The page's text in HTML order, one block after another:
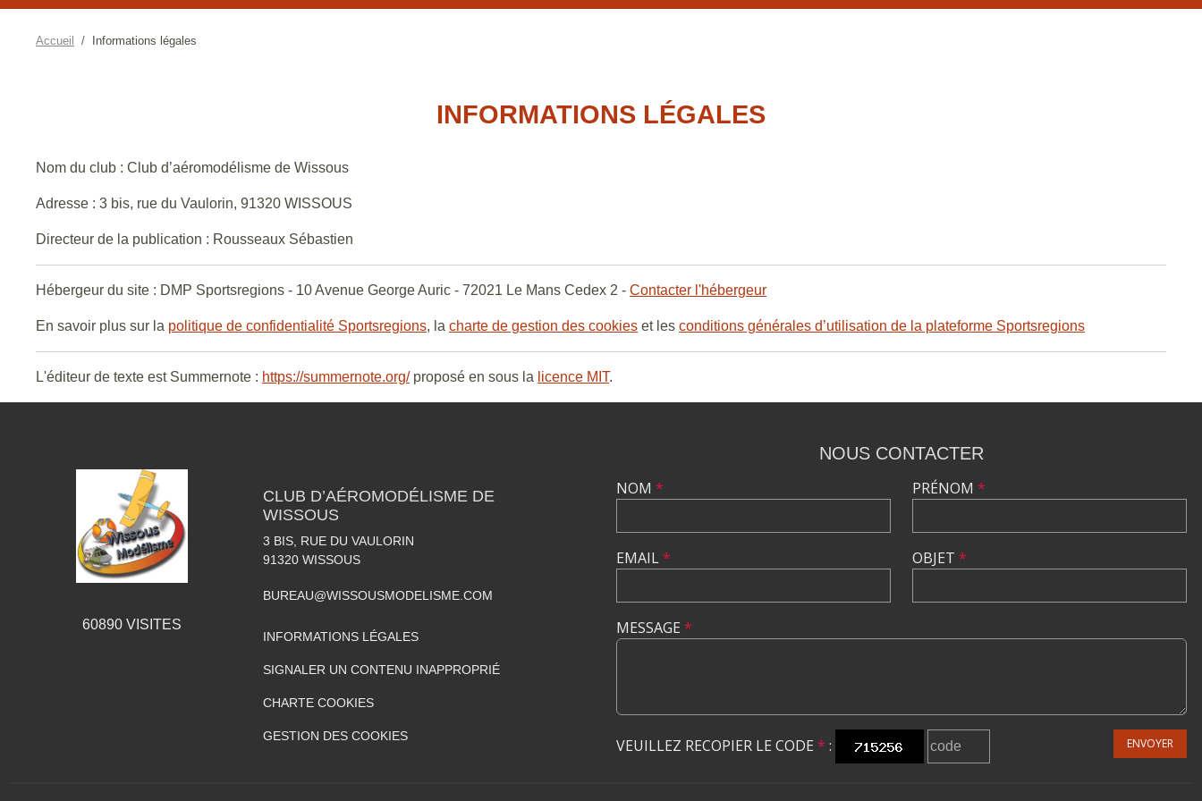
Accueil Informations légales
INFORMATIONS LÉGALES
Nom du club : Club d’aéromodélisme de Wissous
Adresse : 3 bis, rue du Vaulorin, 91320 WISSOUS
Directeur de la publication : Rousseaux Sébastien
Hébergeur du site : DMP Sportsregions - 10 Avenue George Auric - 72021 Le Mans Cedex 2 - Contacter l'hébergeur
En savoir plus sur la politique de confidentialité Sportsregions, la charte de gestion des cookies et les conditions générales d’utilisation de la plateforme Sportsregions
L'éditeur de texte est Summernote : https://summernote.org/proposé en sous la licence MIT.
60890VISITES
CLUB D’AÉROMODÉLISME DE
WISSOUS
3 BIS, RUE DU VAULORIN
91320 WISSOUS
BUREAU@WISSOUSMODELISME.COM
INFORMATIONS LÉGALES
SIGNALER UN CONTENU INAPPROPRIÉ
CHARTE COOKIES
GESTION DES COOKIES
NOUS CONTACTER
NOM *
EMAIL*
PRÉNOM *
OBJET *
MESSAGE *
VEUILLEZ RECOPIER LE CODE * : ENVOYER